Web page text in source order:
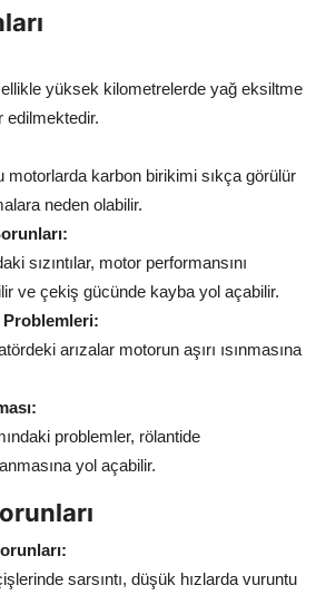
yüksek kilometrelerde yağ eksiltme
edilmektedir.
motorlarda karbon birikimi sıkça görülür
neden olabilir.
sızıntılar, motor performansını
ve çekiş gücünde kayba yol açabilir.
arızalar motorun aşırı ısınmasına
problemler, rölantide
yol açabilir.
sarsıntı, düşük hızlarda vuruntu